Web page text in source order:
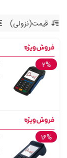
قیمت(نزولی)
۲%
۱۶%